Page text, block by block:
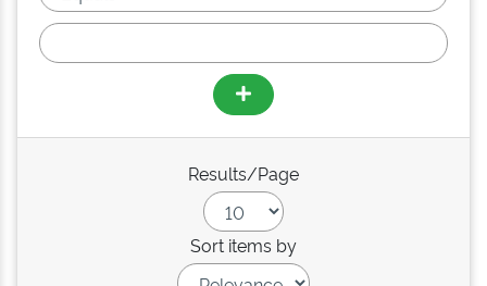
Results/Page
Sort items by